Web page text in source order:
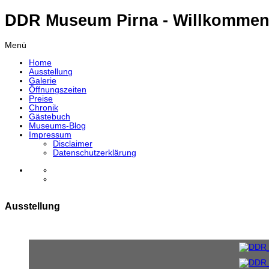
DDR Museum Pirna -
Menü
Home
Ausstellung
Galerie
Öffnungszeiten
Preise
Chronik
Gästebuch
Museums-Blog
Impressum
Disclaimer
Datenschutzerklärung
Ausstellung